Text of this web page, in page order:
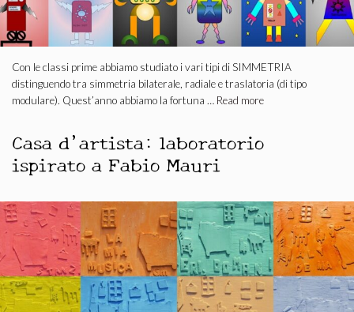
Con le classi prime abbiamo studiato i vari tipi di SIMMETRIA
distinguendo tra simmetria bilaterale, radiale e traslatoria (di tipo
modulare). Quest’anno abbiamo la fortuna … Read more
Casa d’artista: laboratorio
ispirato a Fabio Mauri